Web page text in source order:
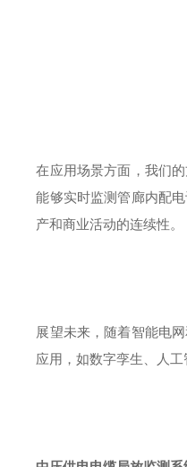
在应用场景方面，我们
能够实时监测管廊内配
产和商业活动的连续性。
展望未来，随着智能电
应用，如数字孪生、人